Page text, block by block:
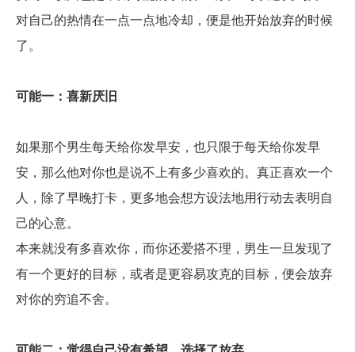
对自己的热情在一点一点地冷却，便是他开始放弃的时候
了。
可能一：喜新厌旧
如果那个男生每天给你发早安，也只限于每天给你发早
安，那么他对你也是说不上有多少喜欢的。真正喜欢一个
人，除了早晚打卡，更多地会想方设法地用行动去表明自
己的心意。
本来就没有多喜欢你，而你还爱搭不理，男生一旦发现了
有一个更好的目标，或者是更容易攻克的目标，便会放弃
对你的穷追不舍。